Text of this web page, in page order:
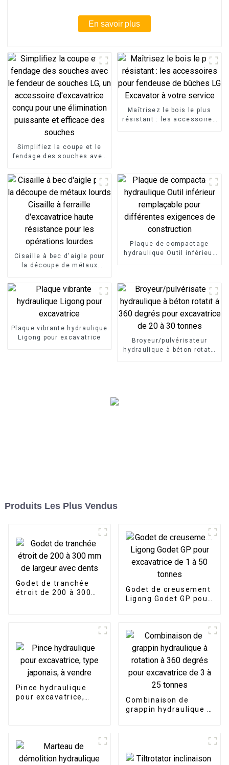
En savoir plus
Simplifiez la coupe et le
fendage des souches avec
d'excavatrice conçu pour
une élimination puissante
et efficace des souches
Maîtrisez le bois le plus
résistant : les accessoires
Cisaille à bec d'aigle pour
la découpe de métaux
résistance pour les
opérations lourdes
Plaque de compactage
hydraulique Outil inférieur
Plaque vibrante hydraulique
Ligong pour excavatrice
Broyeur/pulvérisateur
hydraulique à béton rotatif
Produits Les Plus Vendus
Godet de tranchée
étroit de 200 à 300
Godet de creusement
Ligong Godet GP pour
Pince hydraulique
pour excavatrice,
Combinaison de
grappin hydraulique à